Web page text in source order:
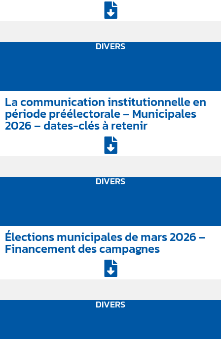
DIVERS
La communication institutionnelle en
période préélectorale – Municipales
2026 – dates-clés à retenir
DIVERS
Élections municipales de mars 2026 –
Financement des campagnes
DIVERS